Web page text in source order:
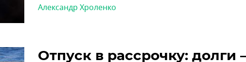
Александр Хроленко
Отпуск в рассрочку: долги